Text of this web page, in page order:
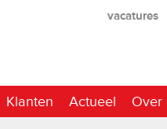
vacatures
Klanten Actueel Over